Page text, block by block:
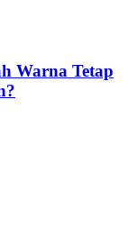
Warna Tetap